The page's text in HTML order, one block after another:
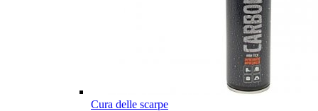
Cura delle scarpe